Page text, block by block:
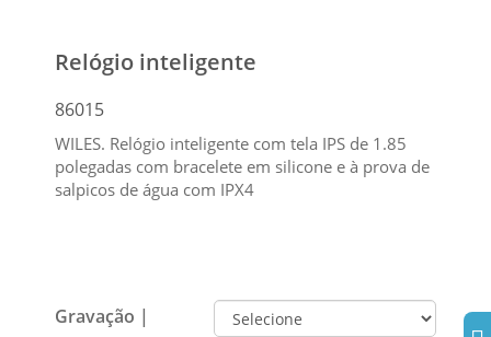
Relógio inteligente
86015
WILES. Relógio inteligente com tela IPS de 1.85
polegadas com bracelete em silicone e à prova de
salpicos de água com IPX4
Gravação |